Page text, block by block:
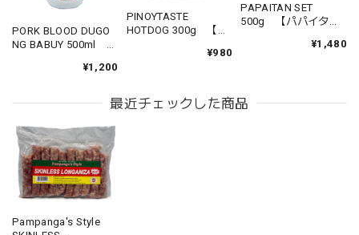
PORK BLOOD DUGO
NG BABUY 500ml
¥1,200
PINOYTASTE
HOTDOG 300g 【ホ
¥980
PAPAITAN SET
500g 【パパイタン
¥1,480
最近チェックした商品
Pampanga's Style